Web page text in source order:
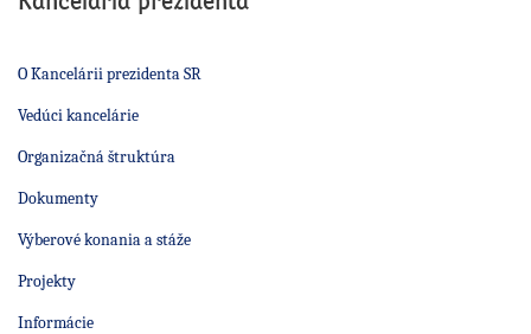
O Kancelárii prezidenta SR
Vedúci kancelárie
Organizačná štruktúra
Dokumenty
Výberové konania a stáže
Projekty
Informácie